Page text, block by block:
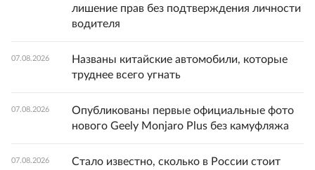
лишение прав без подтверждения личности
водителя
07.08.2026
Названы китайские автомобили, которые
труднее всего угнать
07.08.2026
Опубликованы первые официальные фото
нового Geely Monjaro Plus без камуфляжа
07.08.2026
Стало известно, сколько в России стоит